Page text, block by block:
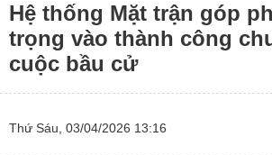
Hệ thống Mặt trận góp
trọng vào thành công
cuộc bầu cử
Thứ Sáu, 03/04/2026 13:16